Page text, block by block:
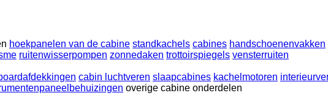
hoekpanelen van de cabine standkachels cabines handschoenenvakken
ruitenwisserpompen zonnedaken trottoirspiegels vensterruiten
cabin luchtveren slaapcabines kachelmotoren
overige cabine onderdelen